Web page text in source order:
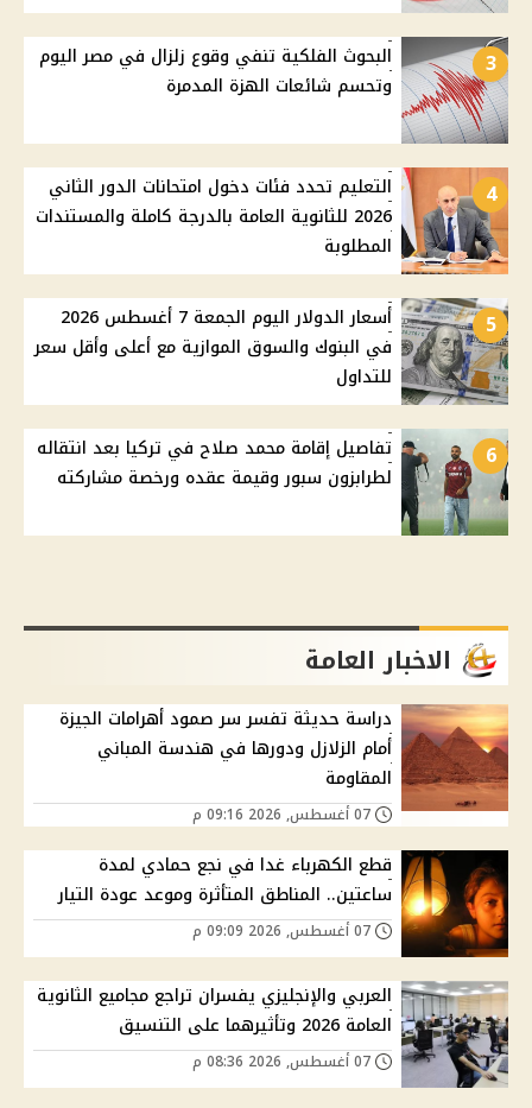
3
البحوث الفلكية تنفي وقوع زلزال في مصر اليوم
وتحسم شائعات الهزة المدمرة
4
التعليم تحدد فئات دخول امتحانات الدور الثاني
2026 للثانوية العامة بالدرجة كاملة والمستندات
المطلوبة
5
أسعار الدولار اليوم الجمعة 7 أغسطس 2026
في البنوك والسوق الموازية مع أعلى وأقل سعر
للتداول
6
تفاصيل إقامة محمد صلاح في تركيا بعد انتقاله
لطرابزون سبور وقيمة عقده ورخصة مشاركته
الاخبار العامة
دراسة حديثة تفسر سر صمود أهرامات الجيزة
أمام الزلازل ودورها في هندسة المباني
المقاومة
قطع الكهرباء غدا في نجع حمادي لمدة
ساعتين.. المناطق المتأثرة وموعد عودة التيار
العربي والإنجليزي يفسران تراجع مجاميع الثانوية
العامة 2026 وتأثيرهما على التنسيق